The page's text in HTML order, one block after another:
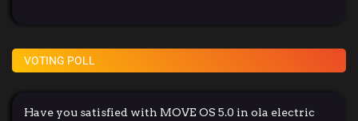
VOTING POLL
Have you satisfied with MOVE OS 5.0 in ola electric